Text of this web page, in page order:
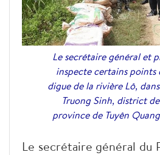
Le secrétaire général et
inspecte certains points
digue de la rivière Lô,
Truong Sinh, district
province de Tuyên
Le secrétaire général du